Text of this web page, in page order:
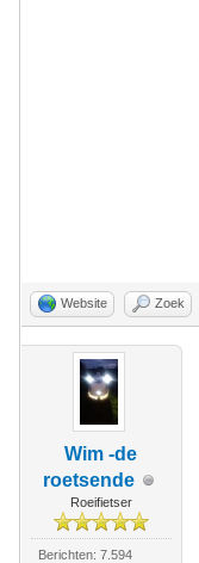
Website Zoek
Wim -de
roetsende
Roeifietser
Berichten: 7.594